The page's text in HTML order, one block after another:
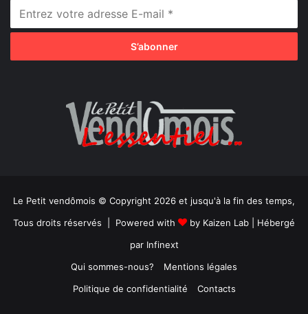
Le Petit vendômois © Copyright 2026 et jusqu'à la fin des temps,
Tous droits réservés | Powered with
by Kaizen Lab | Hébergé
par Infinext
Qui sommes-nous?
Mentions légales
Politique de confidentialité
Contacts